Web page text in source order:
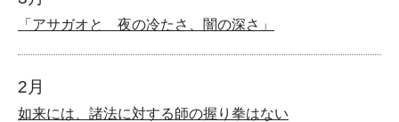
「アサガオと 夜の冷たさ、闇の深さ」
2月
如来には、諸法に対する師の握り拳はない